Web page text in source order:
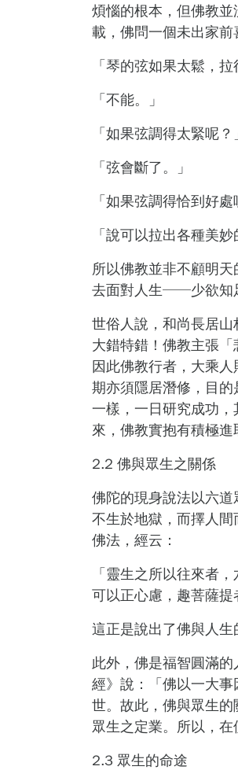
煩惱的根本，但佛教
載，佛問一個未出家前
「琴的弦如果太鬆，
「不能。」
「如果弦調得太緊呢？
「弦會斷了。」
「如果弦調得恰到好處
「說可以拉出各種美妙
所以佛教並非不顧明
去面對人生──少欲知
世俗人說，和尚長居
大錯特錯！佛教主張「
因此佛教行者，大乘
期亦須隱居潛修，目
一樣，一日研究成功
來，佛教實抱有積極進
2.2 佛與眾生之關係
佛陀的現身說法以六
不生於地獄，而擇人
佛法，經云：
「靈生之所以往來者
可以正心慮，趣菩薩提
這正是說出了佛與人生
此外，佛是福智圓滿
經》說：「佛以一大
世。故此，佛與眾生
眾生之定業。所以，在
2.3 眾生的命途